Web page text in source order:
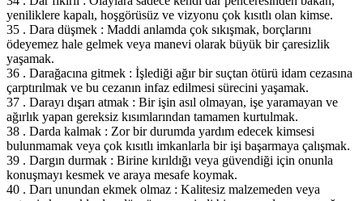
yeniliklere kapalı, hoşgörüsüz ve vizyonu çok kısıtlı olan kimse.
35 . Dara düşmek : Maddi anlamda çok sıkışmak, borçlarını
ödeyemez hale gelmek veya manevi olarak büyük bir çaresizlik
yaşamak.
36 . Darağacına gitmek : İşlediği ağır bir suçtan ötürü idam cezasına
çarptırılmak ve bu cezanın infaz edilmesi sürecini yaşamak.
37 . Darayı dışarı atmak : Bir işin asıl olmayan, işe yaramayan ve
ağırlık yapan gereksiz kısımlarından tamamen kurtulmak.
38 . Darda kalmak : Zor bir durumda yardım edecek kimsesi
bulunmamak veya çok kısıtlı imkanlarla bir işi başarmaya çalışmak.
39 . Dargın durmak : Birine kırıldığı veya güvendiği için onunla
konuşmayı kesmek ve araya mesafe koymak.
40 . Darı unundan ekmek olmaz : Kalitesiz malzemeden veya